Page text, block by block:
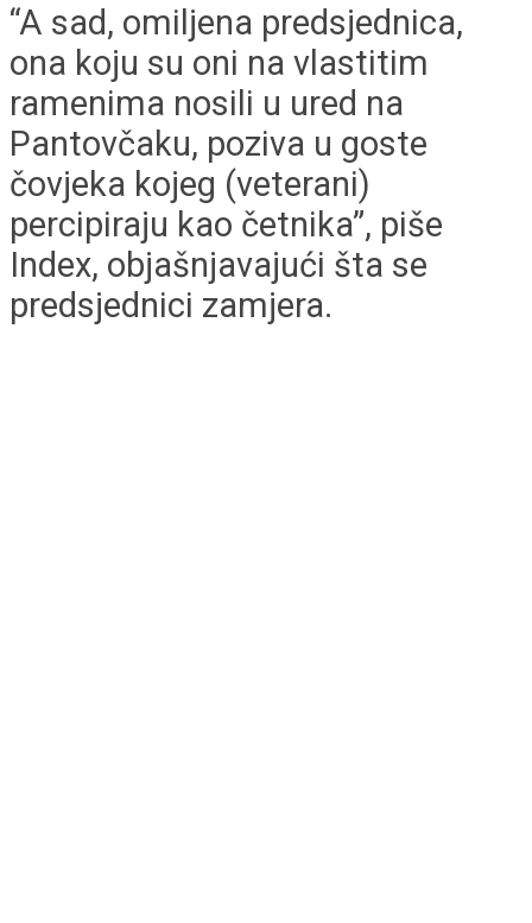
“A sad, omiljena predsjednica,
ona koju su oni na vlastitim
ramenima nosili u ured na
Pantovčaku, poziva u goste
čovjeka kojeg (veterani)
percipiraju kao četnika”, piše
Index, objašnjavajući šta se
predsjednici zamjera.